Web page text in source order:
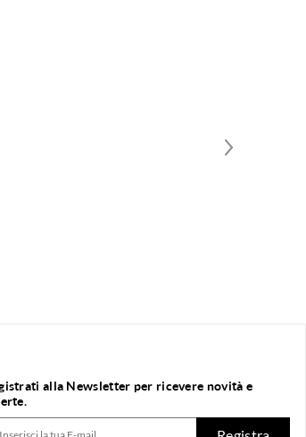
alla Newsletter per ricevere novità e